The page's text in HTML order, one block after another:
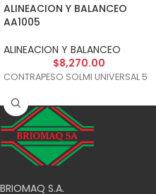
ALINEACION Y BALANCEO
AA1005
ALINEACION Y BALANCEO
$8,270.00
CONTRAPESO SOLMI UNIVERSAL 5
BRIOMAQ S.A.